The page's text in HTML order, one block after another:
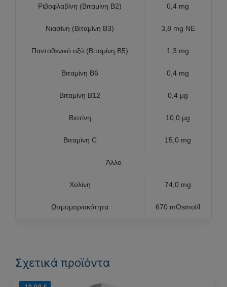
Ριβοφλαβίνη (Βιταμίνη B2) 0,4 mg
Νιασίνη (Βιταμίνη B3) 3,8 mg NE
Παντοθενικό οξύ (Βιταμίνη B5) 1,3 mg
Βιταμίνη B6 0,4 mg
Βιταμίνη B12 0,4 μg
Βιοτίνη 10,0 μg
Βιταμίνη C 15,0 mg
Άλλο
Χολίνη 74,0 mg
Ωσμομοριακότητα 670 mOsmol/l
Σχετικά προϊόντα